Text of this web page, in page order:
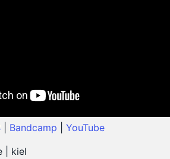
Bandcamp
YouTube
| kiel